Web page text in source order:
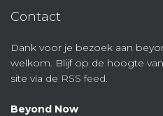
Contact
Dank voor je bezoek aan
welkom. Blijf op de hoogte
site via de RSS feed.
Beyond Now